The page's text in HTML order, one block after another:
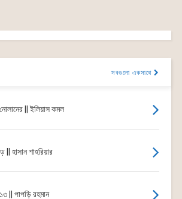
সবগুলো একসাথে
|| ইলিয়াস কমল
|| হাসান শাহরিয়ার
|| পাপড়ি রহমান